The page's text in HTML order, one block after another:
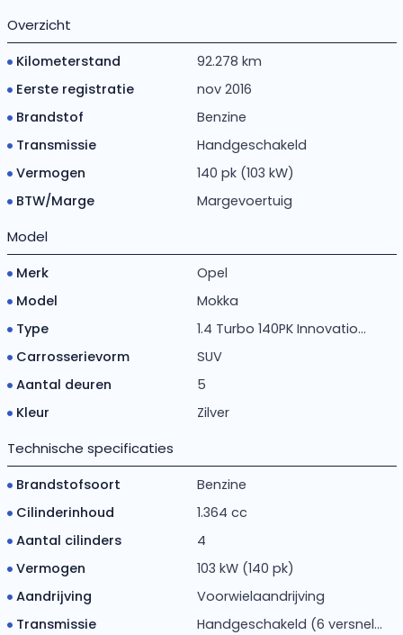
Overzicht
Kilometerstand
92.278 km
Eerste registratie
nov 2016
Brandstof
Benzine
Transmissie
Handgeschakeld
Vermogen
140 pk (103 kW)
BTW/Marge
Margevoertuig
Model
Merk
Opel
Model
Mokka
Type
1.4 Turbo 140PK Innovatio...
Carrosserievorm
SUV
Aantal deuren
5
Kleur
Zilver
Technische specificaties
Brandstofsoort
Benzine
Cilinderinhoud
1.364 cc
Aantal cilinders
4
Vermogen
103 kW (140 pk)
Aandrijving
Voorwielaandrijving
Transmissie
Handgeschakeld (6 versnel...